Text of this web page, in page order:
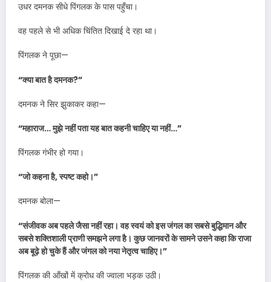
उधर दमनक सीधे पिंगलक के पास पहुँचा।
वह पहले से भी अधिक चिंतित दिखाई दे रहा था।
पिंगलक ने पूछा—
“क्या बात है दमनक?”
दमनक ने सिर झुकाकर कहा—
“महाराज… मुझे नहीं पता यह बात कहनी चाहिए या नहीं…”
पिंगलक गंभीर हो गया।
“जो कहना है, स्पष्ट कहो।”
दमनक बोला—
“संजीवक अब पहले जैसा नहीं रहा। वह स्वयं को इस जंगल का सबसे बुद्धिमान और
सबसे शक्तिशाली प्राणी समझने लगा है। कुछ जानवरों के सामने उसने कहा कि राजा
अब बूढ़े हो चुके हैं और जंगल को नया नेतृत्व चाहिए।”
पिंगलक की आँखों में क्रोध की ज्वाला भड़क उठी।